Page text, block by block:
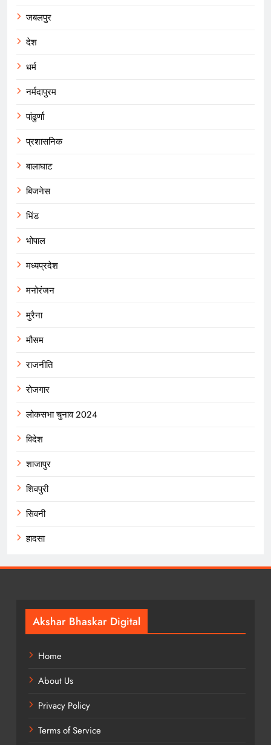
जबलपुर
देश
धर्म
नर्मदापुरम
पांढुर्णा
प्रशासनिक
बालाघाट
बिजनेस
भिंड
भोपाल
मध्यप्रदेश
मनोरंजन
मुरैना
मौसम
राजनीति
रोजगार
लोकसभा चुनाव 2024
विदेश
शाजापुर
शिवपुरी
सिवनी
हादसा
Akshar Bhaskar Digital
Home
About Us
Privacy Policy
Terms of Service